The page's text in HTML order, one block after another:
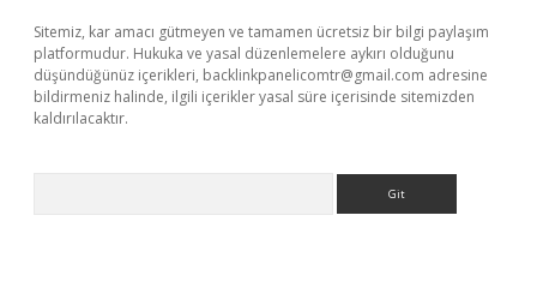
Sitemiz, kar amacı gütmeyen ve tamamen ücretsiz bir bilgi paylaşım
platformudur. Hukuka ve yasal düzenlemelere aykırı olduğunu
düşündüğünüz içerikleri, backlinkpanelicomtr@gmail.com adresine
bildirmeniz halinde, ilgili içerikler yasal süre içerisinde sitemizden
kaldırılacaktır.